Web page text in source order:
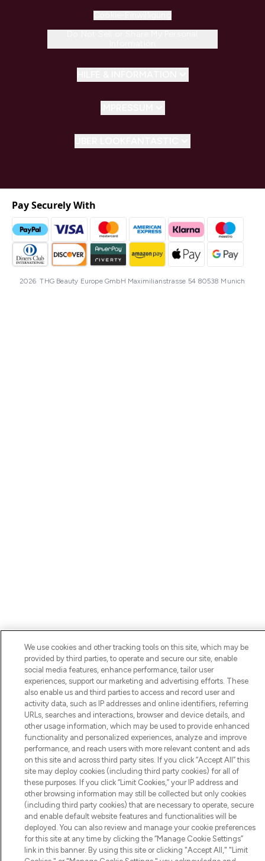
2026 THG Beauty Europe GmbH Maximilianstrasse 54 80538 Munich
Pay Securely With
We use cookies and other tracking tools on this site, which may be
provided by third parties, to operate and secure our site, enable
social media features, enhance performance, tailor user
experiences, support our marketing and advertising efforts. These
also enable us and third parties to access and record user and
activity data, such as IP addresses and online identifiers, referring
URLs, searches and interactions, browser and device details, and
other usage information, which may be used to provide enhanced
functionality and personalized experiences, analyze and improve
performance, and reach users with more relevant content and ads
on this site and across third party sites. If you click “Accept All” this
site may deploy cookies (including third party cookies) for all of
these purposes. If you click “Limit Cookies,” your IP address and
other browsing information may still be collected but only cookies
(including third party cookies) that are necessary to operate, secure
and enable default website features and functionalities will be
deployed. You can also review and manage your cookie preferences
for this site at any time by clicking the “Manage Cookie Settings”
link in this banner. By using this site or clicking "Accept All," "Limit